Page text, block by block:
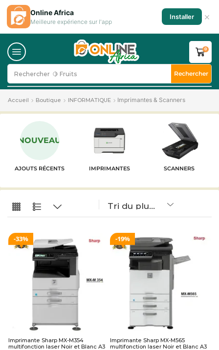
Rechercher 🍋 Fruits Rechercher
0
Accueil Boutique INFORMATIQUE Imprimantes & Scanners
NOUVEAU
AJOUTS RÉCENTS IMPRIMANTES SCANNERS
33%
Imprimante Sharp MX-M354
multifonction laser Noir et Blanc A3
19%
Imprimante Sharp MX-M565
multifonction laser Noir et Blanc A3
Online Africa
Meilleure expérience sur l'app
Installer ×